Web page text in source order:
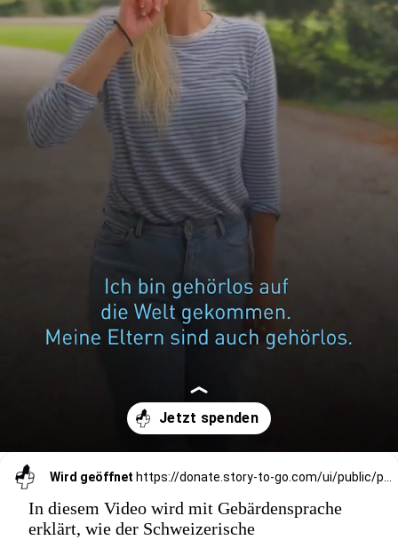
Wird geöffnet https://donate.story-to-go.com/ui/public/payment/raisenow/4e1bdb81-1075-40eb-bf93-7f956ba28786
In diesem Video wird mit Gebärdensprache
erklärt, wie der Schweizerische